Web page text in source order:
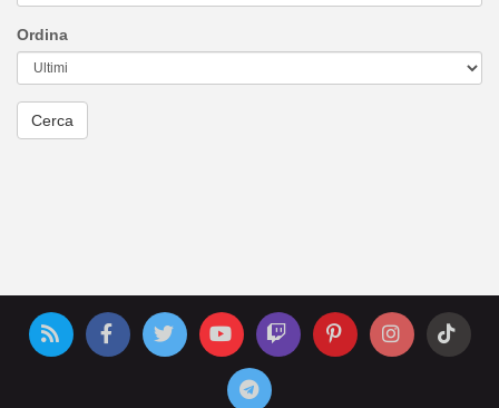
Ordina